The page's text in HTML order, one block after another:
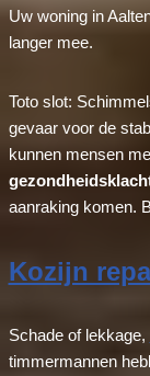
Uw woning in
langer mee.
Toto slot:
gevaar voor de
kunnen mensen
aanraking komen.
Kozijn
Schade of lekkage,
timmermannen